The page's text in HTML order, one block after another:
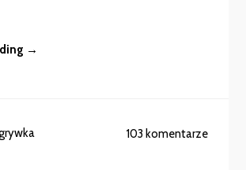
→
103 komentarze